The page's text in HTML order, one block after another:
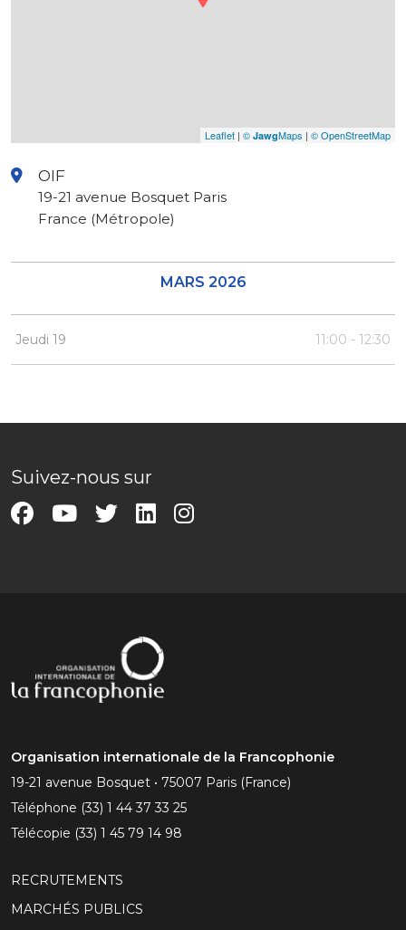
Leaflet | © JawgMaps | © OpenStreetMap
OIF
19-21 avenue Bosquet Paris
France (Métropole)
MARS 2026
Jeudi 19 11:00 - 12:30
Suivez-nous sur
Organisation internationale de la Francophonie
19-21 avenue Bosquet • 75007 Paris (France)
Téléphone (33) 1 44 37 33 25
Télécopie (33) 1 45 79 14 98
RECRUTEMENTS
MARCHÉS PUBLICS